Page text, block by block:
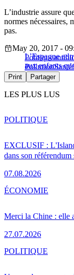
L’industrie assure
normes nécessaires,
pas.
L’Espagne
aux enfants
May 20, 2017 -
Politique
PollutionSanté
Print Partager
LES PLUS LUS
EXCLUSIF :
dans son
07.08.2026
POLITIQUE
Merci la Chine : elle
27.07.2026
ÉCONOMIE
POLITIQUE